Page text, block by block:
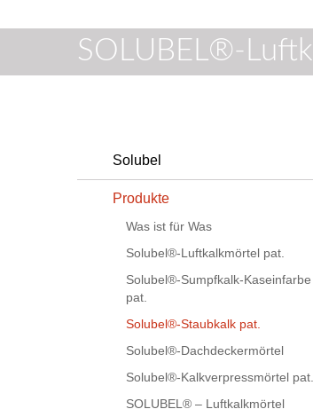
SOLUBEL®-
Solubel
Produkte
Was ist für Was
Solubel®-Luftkalkmörtel pat.
Solubel®-Sumpfkalk-Kaseinfarbe
pat.
Solubel®-Staubkalk pat.
Solubel®-Dachdeckermörtel
Solubel®-Kalkverpressmörtel pat.
SOLUBEL® – Luftkalkmörtel